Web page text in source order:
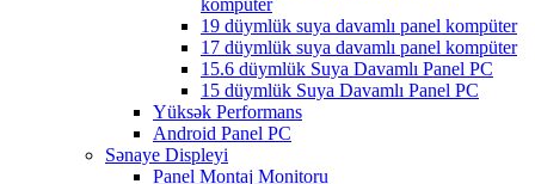
kompüter
19 düymlük suya davamlı panel kompüter
17 düymlük suya davamlı panel kompüter
15.6 düymlük Suya Davamlı Panel PC
15 düymlük Suya Davamlı Panel PC
Yüksək Performans
Android Panel PC
Sənaye Displeyi
Panel Montaj Monitoru